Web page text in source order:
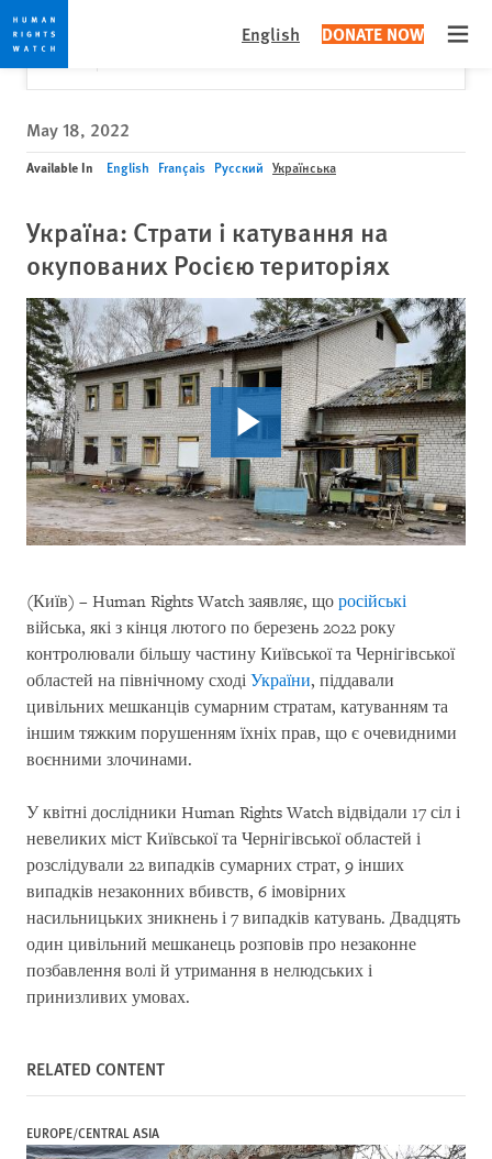
Skip
to
cookie
privacy
notice
Skip
to
main
content
English DONATE NOW
Would you like to read this page in English?
Yes
✕
May 18, 2022
Available In English Français Русский Українська
Україна: Страти і катування на
окупованих Росією територіях
(Київ) – Human Rights Watch заявляє, що російські
війська, які з кінця лютого по березень 2022 року
контролювали більшу частину Київської та Чернігівської
областей на північному сході України, піддавали
цивільних мешканців сумарним стратам, катуванням та
іншим тяжким порушенням їхніх прав, що є очевидними
воєнними злочинами.
У квітні дослідники Human Rights Watch відвідали 17 сіл і
невеликих міст Київської та Чернігівської областей і
розслідували 22 випадків сумарних страт, 9 інших
випадків незаконних вбивств, 6 імовірних
насильницьких зникнень і 7 випадків катувань. Двадцять
один цивільний мешканець розповів про незаконне
позбавлення волі й утримання в нелюдських і
принизливих умовах.
RELATED CONTENT
EUROPE/CENTRAL ASIA